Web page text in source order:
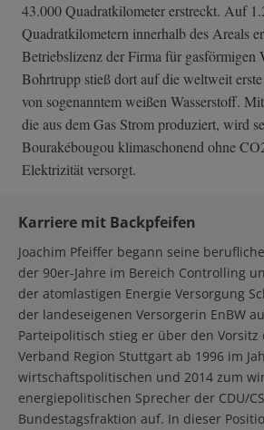
43.000 Quadratkilometer erstreckt. Auf
Quadratkilometern innerhalb des Areals
Betriebslizenz der Firma für gasförmigen
Bohrtrupp stieß dort auf die weltweit
von sogenanntem weißen Wasserstoff.
die aus dem Gas Strom produziert, wird
Bourakébougou klimaschonend ohne
Elektrizität versorgt.
Karriere mit Backpfeifen
Joachim Pfeiffer begann seine
der 90er-Jahre im Bereich Controlling
der atomlastigen Energie Versorgung
der landeseigenen Versorgerin EnBW
Parteipolitisch stieg er über den Vorsitz
Verband Region Stuttgart ab 1996 im
wirtschaftspolitischen und 2014 zum
energiepolitischen Sprecher der CDU/
Bundestagsfraktion auf. In dieser